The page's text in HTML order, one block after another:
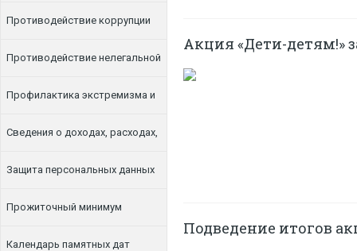
Противодействие коррупции
Противодействие нелегальной
занятости
Профилактика экстремизма и
терроризма
Сведения о доходах, расходах,
об имуществе и обязательствах
имущественного характера
Защита персональных данных
Прожиточный минимум
Календарь памятных дат
Акция «Дети-детям!»
Подведение итогов